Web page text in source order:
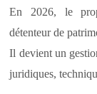
En 2026, le
détenteur de
Il devient un
juridiques,